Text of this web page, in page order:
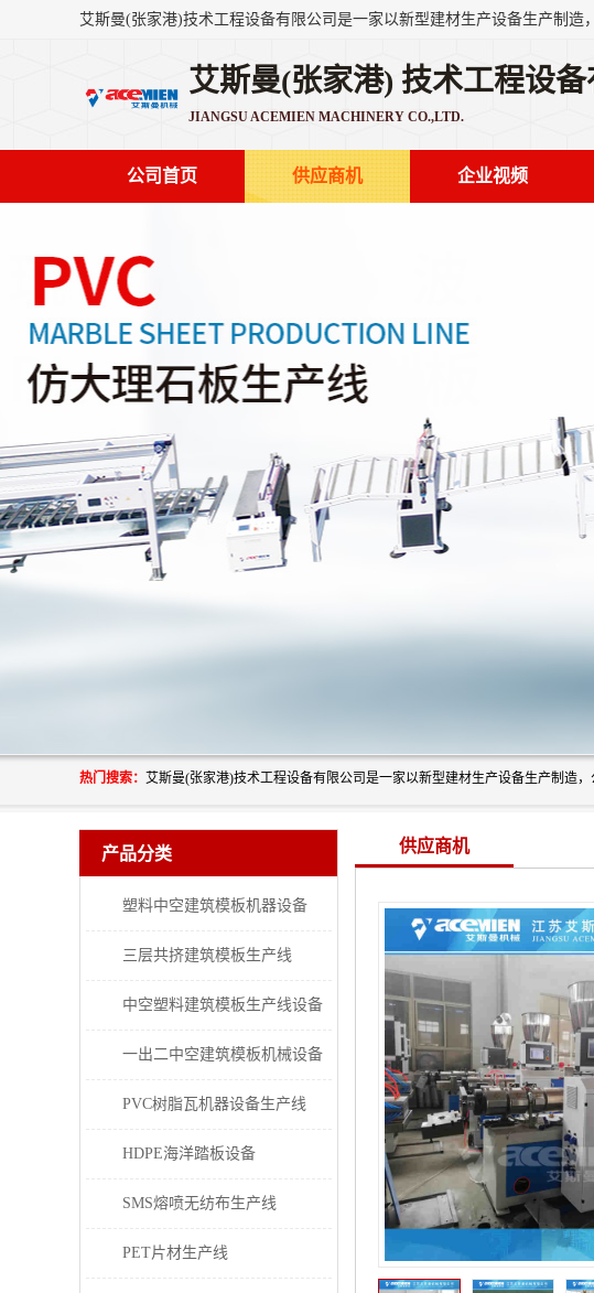
艾斯曼(张家港) 技术工程设备
JIANGSU ACEMIEN MACHINERY CO.,LTD.
公司首页 供应商机 企业视频
热门搜索：
产品分类
塑料中空建筑模板机器设备
三层共挤建筑模板生产线
中空塑料建筑模板生产线设备
一出二中空建筑模板机械设备
PVC树脂瓦机器设备生产线
HDPE海洋踏板设备
SMS熔喷无纺布生产线
PET片材生产线
供应商机